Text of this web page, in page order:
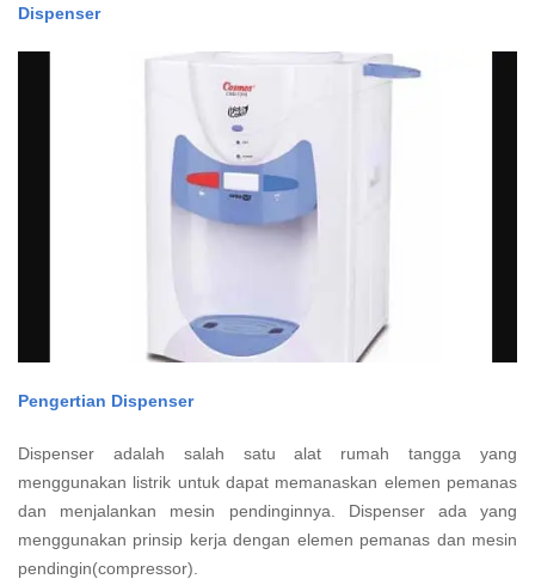
Dispenser
Pengertian Dispenser
Dispenser adalah salah satu alat rumah tangga yang
menggunakan listrik untuk dapat memanaskan elemen pemanas
dan menjalankan mesin pendinginnya. Dispenser ada yang
menggunakan prinsip kerja dengan elemen pemanas dan mesin
pendingin(compressor).